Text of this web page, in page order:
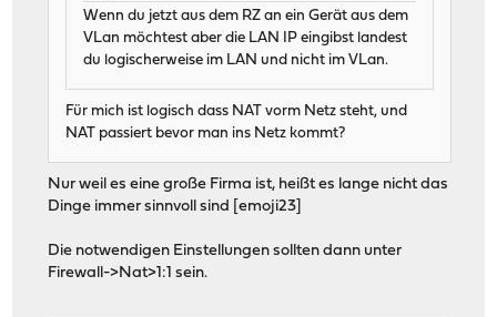
Wenn du jetzt aus dem RZ an ein Gerät aus dem
VLan möchtest aber die LAN IP eingibst landest
du logischerweise im LAN und nicht im VLan.
Für mich ist logisch dass NAT vorm Netz steht, und
NAT passiert bevor man ins Netz kommt?
Nur weil es eine große Firma ist, heißt es lange nicht das
Dinge immer sinnvoll sind [emoji23]
Die notwendigen Einstellungen sollten dann unter
Firewall->Nat>1:1 sein.